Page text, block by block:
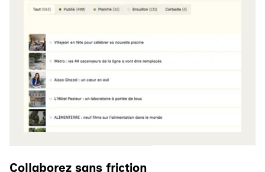
Collaborez sans friction